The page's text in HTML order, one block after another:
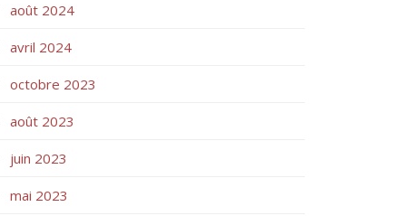
août 2024
avril 2024
octobre 2023
août 2023
juin 2023
mai 2023